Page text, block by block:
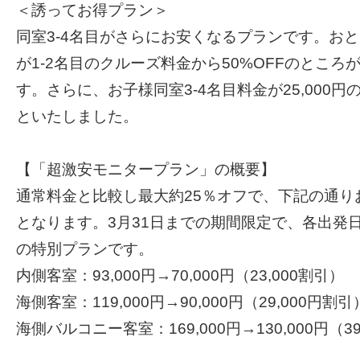
＜誘ってお得プラン＞
同室3-4名目がさらにお安くなるプランです。お
が1-2名目のクルーズ料金から50%OFFのところ
す。さらに、お子様同室3-4名目料金が25,000円
といたしました。
【「超激安モニタープラン」の概要】
通常料金と比較し最大約25％オフで、下記の通
となります。3月31日までの期間限定で、各出発
の特別プランです。
内側客室：93,000円→70,000円（23,000割引）
海側客室：119,000円→90,000円（29,000円割引
海側バルコニー客室：169,000円→130,000円（